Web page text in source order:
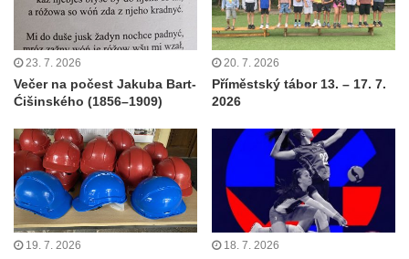
23. 7. 2026
Večer na počest Jakuba Bart-
Ćišinského (1856–1909)
20. 7. 2026
Příměstský tábor 13. – 17. 7.
2026
19. 7. 2026 18. 7. 2026